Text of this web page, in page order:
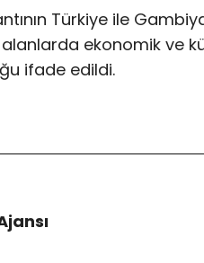
Türkiye ile
ekonomik ve
ifade edildi.